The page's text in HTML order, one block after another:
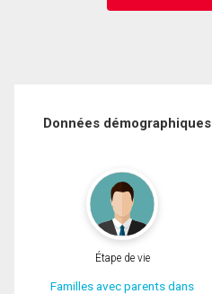
Données démographiques
Étape de vie
Familles avec parents dans